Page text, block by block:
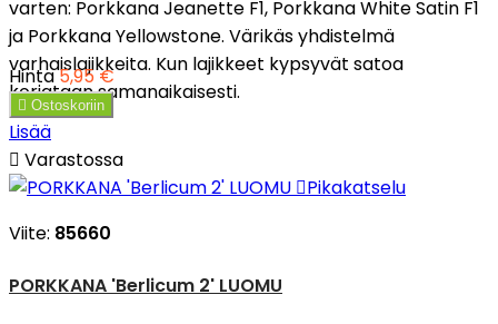
varten: Porkkana Jeanette F1, Porkkana White Satin F1
ja Porkkana Yellowstone. Värikäs yhdistelmä
varhaislajikkeita. Kun lajikkeet kypsyvät satoa
korjataan samanaikaisesti.
Hinta5,95 €
 Ostoskoriin
Lisää
 Varastossa
Pikakatselu
Viite: 85660
PORKKANA 'Berlicum 2' LUOMU